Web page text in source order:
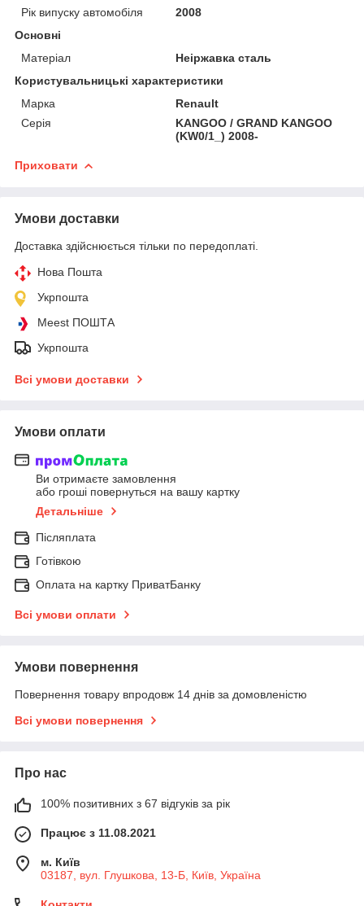
Рік випуску автомобіля
2008
Основні
Матеріал
Неіржавка сталь
Користувальницькі характеристики
Марка
Renault
Серія
KANGOO / GRAND KANGOO
(KW0/1_) 2008-
Приховати
Умови доставки
Доставка здійснюється тільки по передоплаті.
Нова Пошта
Укрпошта
Meest ПОШТА
Укрпошта
Всі умови доставки
Умови оплати
Ви отримаєте замовлення
або гроші повернуться на вашу картку
Детальніше
Післяплата
Готівкою
Оплата на картку ПриватБанку
Всі умови оплати
Умови повернення
Повернення товару впродовж 14 днів за домовленістю
Всі умови повернення
Про нас
100% позитивних з 67 відгуків за рік
Працює з 11.08.2021
м. Київ
03187, вул. Глушкова, 13-Б, Київ, Україна